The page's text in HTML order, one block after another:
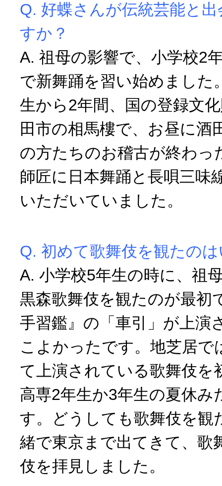
Q. 好蝶さんが伝統芸能と
すか？
A. 祖母の影響で、小学校2
で新舞踊を習い始めました
生から2年間、国の登録文
田市の相馬樓で、お昼に酒
の方たちのお稽古が終わっ
師匠に日本舞踊と長唄三味
いただいていました。
Q. 初めて歌舞伎を観たの
A. 小学校5年生の時に、祖
黒森歌舞伎を観たのが最初
手習鑑』の「車引」が上演
こよかったです。地芝居で
て上演されている歌舞伎を
高専2年生か3年生の夏休み
す。どうしても歌舞伎を観
緒で東京まで出てきて、歌
伎を拝見しました。